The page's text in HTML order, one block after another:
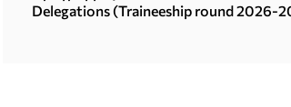
Delegations (Traineeship round 2026-